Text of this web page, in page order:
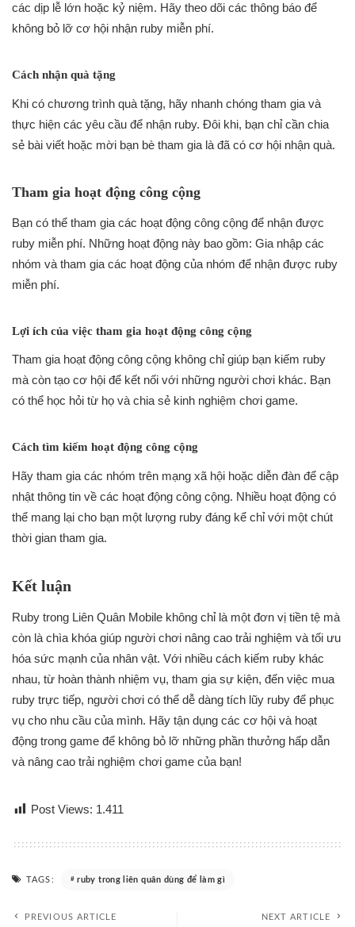
các dịp lễ lớn hoặc kỷ niệm. Hãy theo dõi các thông báo để
không bỏ lỡ cơ hội nhận ruby miễn phí.
Cách nhận quà tặng
Khi có chương trình quà tặng, hãy nhanh chóng tham gia và
thực hiện các yêu cầu để nhận ruby. Đôi khi, bạn chỉ cần chia
sẻ bài viết hoặc mời bạn bè tham gia là đã có cơ hội nhận quà.
Tham gia hoạt động công cộng
Bạn có thể tham gia các hoạt động công cộng để nhận được
ruby miễn phí. Những hoạt động này bao gồm: Gia nhập các
nhóm và tham gia các hoạt động của nhóm để nhận được ruby
miễn phí.
Lợi ích của việc tham gia hoạt động công cộng
Tham gia hoạt động công cộng không chỉ giúp bạn kiếm ruby
mà còn tạo cơ hội để kết nối với những người chơi khác. Bạn
có thể học hỏi từ họ và chia sẻ kinh nghiệm chơi game.
Cách tìm kiếm hoạt động công cộng
Hãy tham gia các nhóm trên mạng xã hội hoặc diễn đàn để cập
nhật thông tin về các hoạt động công cộng. Nhiều hoạt động có
thể mang lại cho bạn một lượng ruby đáng kể chỉ với một chút
thời gian tham gia.
Kết luận
Ruby trong Liên Quân Mobile không chỉ là một đơn vị tiền tệ mà
còn là chìa khóa giúp người chơi nâng cao trải nghiệm và tối ưu
hóa sức mạnh của nhân vật. Với nhiều cách kiếm ruby khác
nhau, từ hoàn thành nhiệm vụ, tham gia sự kiện, đến việc mua
ruby trực tiếp, người chơi có thể dễ dàng tích lũy ruby để phục
vụ cho nhu cầu của mình. Hãy tận dụng các cơ hội và hoạt
động trong game để không bỏ lỡ những phần thưởng hấp dẫn
và nâng cao trải nghiệm chơi game của bạn!
Post Views: 1.411
TAGS: ruby trong liên quân dùng để làm gì
PREVIOUS ARTICLE NEXT ARTICLE